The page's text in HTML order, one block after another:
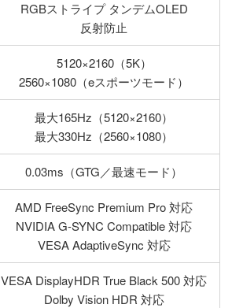
RGBストライプ タンデムOLED
反射防止
5120×2160（5K）
2560×1080（eスポーツモード）
最大165Hz（5120×2160）
最大330Hz（2560×1080）
0.03ms（GTG／最速モード）
AMD FreeSync Premium Pro 対応
NVIDIA G-SYNC Compatible 対応
VESA AdaptiveSync 対応
VESA DisplayHDR True Black 500 対応
Dolby Vision HDR 対応